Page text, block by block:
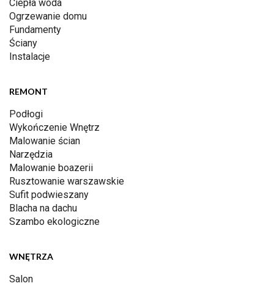
Ciepła woda
Ogrzewanie domu
Fundamenty
Ściany
Instalacje
REMONT
Podłogi
Wykończenie Wnętrz
Malowanie ścian
Narzędzia
Malowanie boazerii
Rusztowanie warszawskie
Sufit podwieszany
Blacha na dachu
Szambo ekologiczne
WNĘTRZA
Salon